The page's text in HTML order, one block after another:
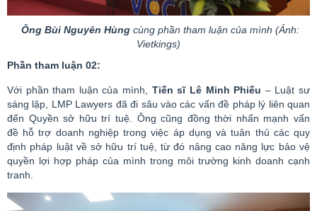
Ông Bùi Nguyên Hùngcùng phần tham luận của mình (Ảnh:
Vietkings)
Phần tham luận 02:
Với phần tham luận của mình, Tiến sĩ Lê Minh Phiếu – Luật sư
sáng lập, LMP Lawyers đã đi sâu vào các vấn đề pháp lý liên quan
đến Quyền sở hữu trí tuệ. Ông cũng đồng thời nhấn mạnh vấn
đề hỗ trợ doanh nghiệp trong việc áp dụng và tuân thủ các quy
định pháp luật về sở hữu trí tuệ, từ đó nâng cao năng lực bảo vệ
quyền lợi hợp pháp của mình trong môi trường kinh doanh cạnh
tranh.